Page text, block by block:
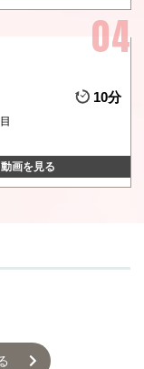
10分
動画を見る